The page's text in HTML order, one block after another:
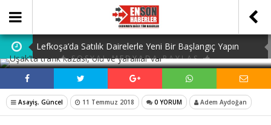
Lefkoşa’da Satılık Dairelerle Yeni Bir Başlangıç Yapın
Dedektiflik: Gizli Bilgilerin Peşindeki Uzmanlık
Dijital Ürün Pasaportu Firmaları: En İyi 10 Şirket
Ucuz Hazır Sistem ile İşletme Maliyetlerinizi Düşürün
SOSYAL MEDYADA PAYLAŞ
Asayiş, Güncel 11 Temmuz 2018 0 YORUM Adem Aydoğan